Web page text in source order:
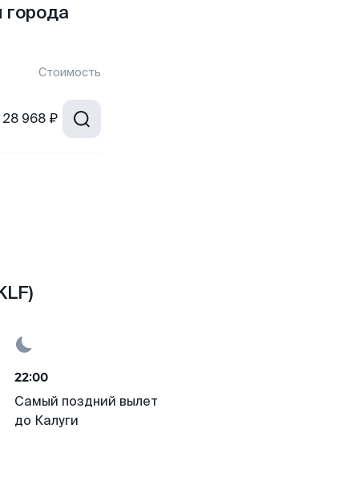
Стоимость
28 968 ₽
22:00
Самый поздний вылет
до Калуги